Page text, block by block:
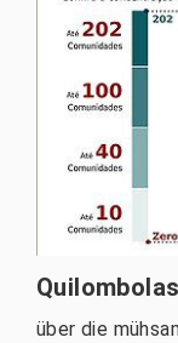
Quilombolas
über die